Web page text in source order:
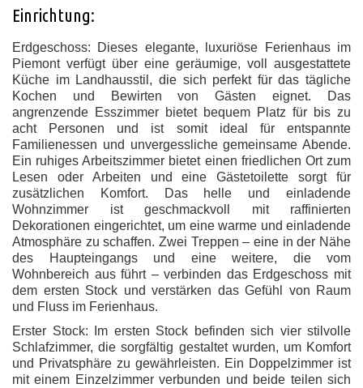
Einrichtung:
Erdgeschoss: Dieses elegante, luxuriöse Ferienhaus im
Piemont verfügt über eine geräumige, voll ausgestattete
Küche im Landhausstil, die sich perfekt für das tägliche
Kochen und Bewirten von Gästen eignet. Das
angrenzende Esszimmer bietet bequem Platz für bis zu
acht Personen und ist somit ideal für entspannte
Familienessen und unvergessliche gemeinsame Abende.
Ein ruhiges Arbeitszimmer bietet einen friedlichen Ort zum
Lesen oder Arbeiten und eine Gästetoilette sorgt für
zusätzlichen Komfort. Das helle und einladende
Wohnzimmer ist geschmackvoll mit raffinierten
Dekorationen eingerichtet, um eine warme und einladende
Atmosphäre zu schaffen. Zwei Treppen – eine in der Nähe
des Haupteingangs und eine weitere, die vom
Wohnbereich aus führt – verbinden das Erdgeschoss mit
dem ersten Stock und verstärken das Gefühl von Raum
und Fluss im Ferienhaus.
Erster Stock: Im ersten Stock befinden sich vier stilvolle
Schlafzimmer, die sorgfältig gestaltet wurden, um Komfort
und Privatsphäre zu gewährleisten. Ein Doppelzimmer ist
mit einem Einzelzimmer verbunden und beide teilen sich